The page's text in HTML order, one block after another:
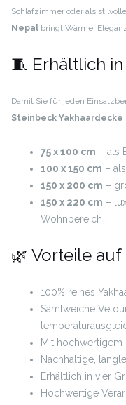
Schlafzimmer oder als
Nepal bringt Wärme,
🧵 Erhältlich
Damit Sie für jeden
Steinbeck Yakhaardecke
75 x 100 cm – als
100 x 150 cm –
150 x 200 cm –
150 x 220 cm –
Wohnbereich
🌿 Vorteile
100% reines
Samtweiche
Mit
Nachhaltige,
Erhältlich in vier
Hochwertige